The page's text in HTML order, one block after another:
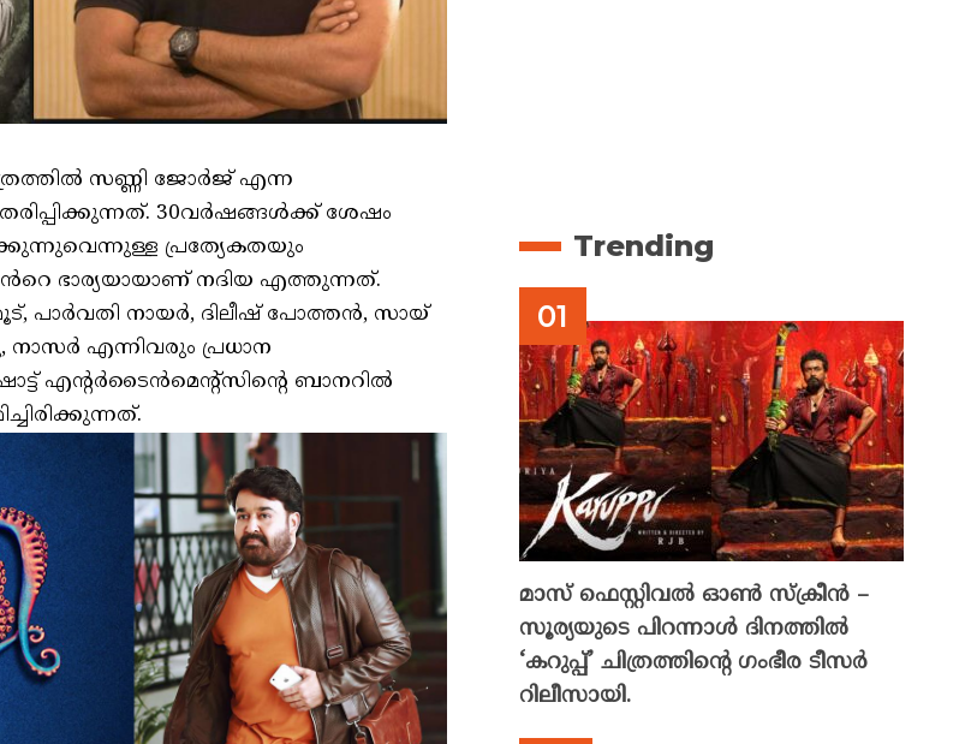
സണ്ണി ജോർജ് എന്ന
30വർഷങ്ങൾക്ക് ശേഷം
പ്രത്യേകതയും
ഭാര്യയായാണ് നദിയ എത്തുന്നത്.
നായർ, ദിലീഷ് പോത്തൻ, സായ്
നാസർ എന്നിവരും പ്രധാന
എന്റർടൈൻമെന്റ്സിന്റെ ബാനറിൽ
Trending
മാസ് ഫെസ്റ്റിവൽ ഓൺ സ്‌ക്രീൻ –
സൂര്യയുടെ പിറന്നാൾ ദിനത്തിൽ
‘കറുപ്പ്’ ചിത്രത്തിന്റെ ഗംഭീര ടീസർ
റിലീസായി.